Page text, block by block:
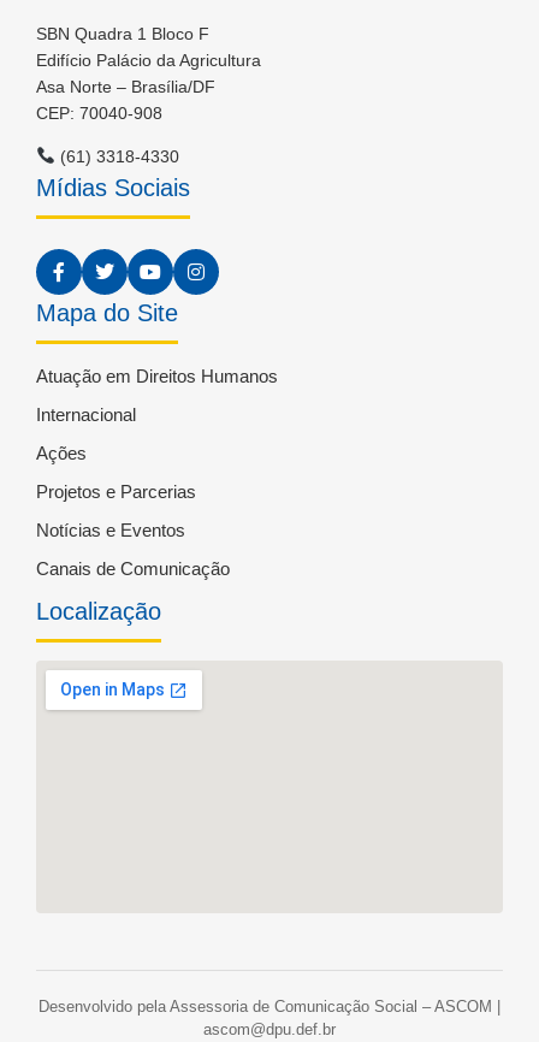
SBN Quadra 1 Bloco F
Edifício Palácio da Agricultura
Asa Norte – Brasília/DF
CEP: 70040-908
(61) 3318-4330
Mídias Sociais
Mapa do Site
Atuação em Direitos Humanos
Internacional
Ações
Projetos e Parcerias
Notícias e Eventos
Canais de Comunicação
Localização
Desenvolvido pela Assessoria de Comunicação Social – ASCOM |
ascom@dpu.def.br